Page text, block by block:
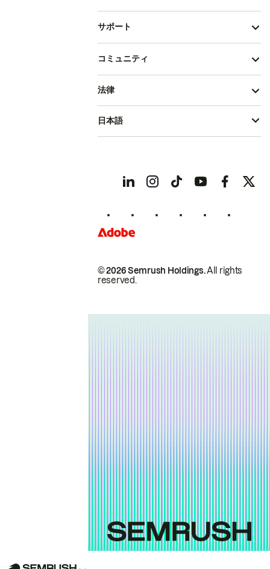
サポート
コミュニティ
© 2026 Semrush Holdings.All rights
reserved.
法律
日本語